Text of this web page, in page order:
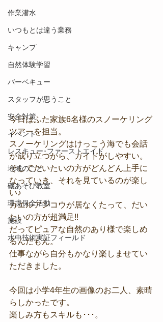
作業潜水
いつもとは違う業務
キャンプ
自然体験学習
バーベキュー
スタッフが思うこと
安全対策
イベント
レスキュー･ファーストエイド
地域のこと
磯あそび教室
環境保全活動
施設
水中技術実証フィールド
今日はふた家族6名様のスノーケリング
ツアーを担当。
スノーケリングはけっこう海でも会話
が成り立つから、ガイドがしやすい。
そしてだいたいの方がどんどん上手に
なっていき、それを見ているのが楽し
い♪
カエルアンコウが居なくたって、だい
たいの方が超満足!!
だってピュアな自然のあり様で楽しめ
るんだもん。
仕事ながら自分もかなり楽しませてい
ただきました。
今回は小学4年生の画像のお二人、素晴
らしかったです。
楽しみ方もスキルも･･･。